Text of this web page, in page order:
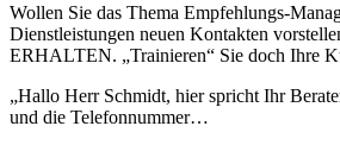
Wollen Sie das Thema Empfehlungs-
Dienstleistungen neuen Kontakten
ERHALTEN. „Trainieren“ Sie doch Ihre
„Hallo Herr Schmidt, hier spricht Ihr
und die Telefonnummer…